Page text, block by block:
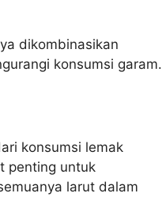
dikombinasikan
konsumsi garam.
konsumsi lemak
penting untuk
larut dalam